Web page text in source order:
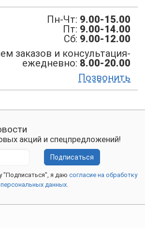
Пн-Чт: 9.00-15.00
Пт: 9.00-14.00
Сб: 9.00-12.00
заказов и консультация-
ежедневно: 8.00-20.00
Позвонить
акций и спецпредложений!
Подписаться
"Подписаться", я даю согласие на обработку
персональных данных.